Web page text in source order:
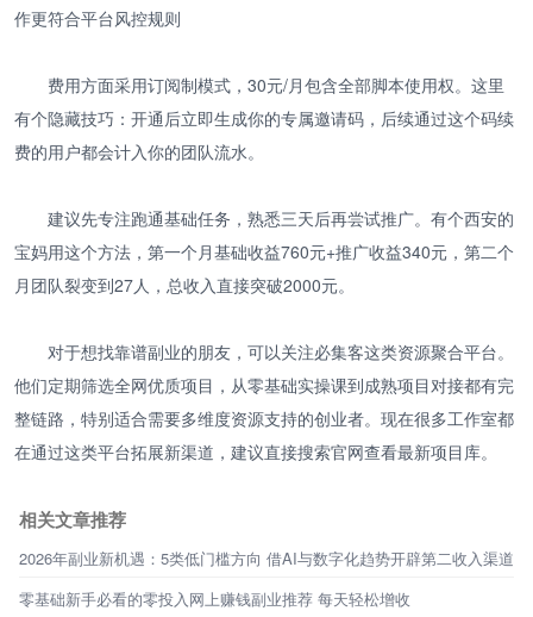
作更符合平台风控规则
费用方面采用订阅制模式，30元/月包含全部脚本使用权。这里
有个隐藏技巧：开通后立即生成你的专属邀请码，后续通过这个码续
费的用户都会计入你的团队流水。
建议先专注跑通基础任务，熟悉三天后再尝试推广。有个西安的
宝妈用这个方法，第一个月基础收益760元+推广收益340元，第二个
月团队裂变到27人，总收入直接突破2000元。
对于想找靠谱副业的朋友，可以关注必集客这类资源聚合平台。
他们定期筛选全网优质项目，从零基础实操课到成熟项目对接都有完
整链路，特别适合需要多维度资源支持的创业者。现在很多工作室都
在通过这类平台拓展新渠道，建议直接搜索官网查看最新项目库。
相关文章推荐
2026年副业新机遇：5类低门槛方向 借AI与数字化趋势开辟第二收入渠道
零基础新手必看的零投入网上赚钱副业推荐 每天轻松增收